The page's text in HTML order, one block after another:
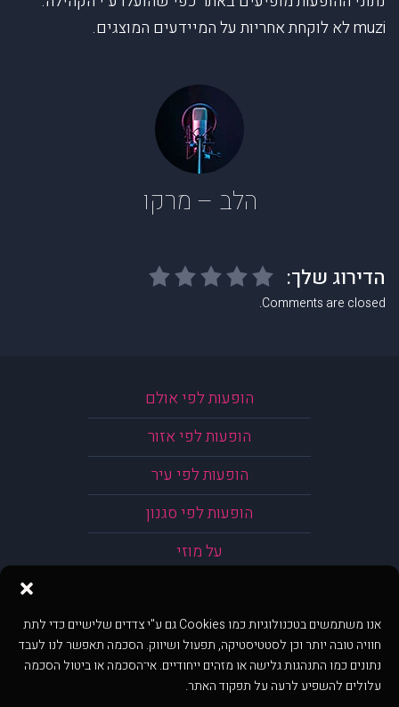
אנו משתמשים בטכנולוגיות כמו Cookies גם ע"י צדדים שלישיים כדי לתת
חוויה טובה יותר וכן לסטטיסטיקה, תפעול ושיווק. הסכמה תאפשר לנו לעבד
נתונים כמו התנהגות גלישה או מזהים ייחודיים. אי־הסכמה או ביטול הסכמה
עלולים להשפיע לרעה על תפקוד האתר.
muzi לא לוקחת אחריות על המיידעים המוצגים.
הלב – מרקו
Comments are closed.
הופעות לפי אולם
הופעות לפי אזור
הופעות לפי עיר
הופעות לפי סגנון
על מוזי